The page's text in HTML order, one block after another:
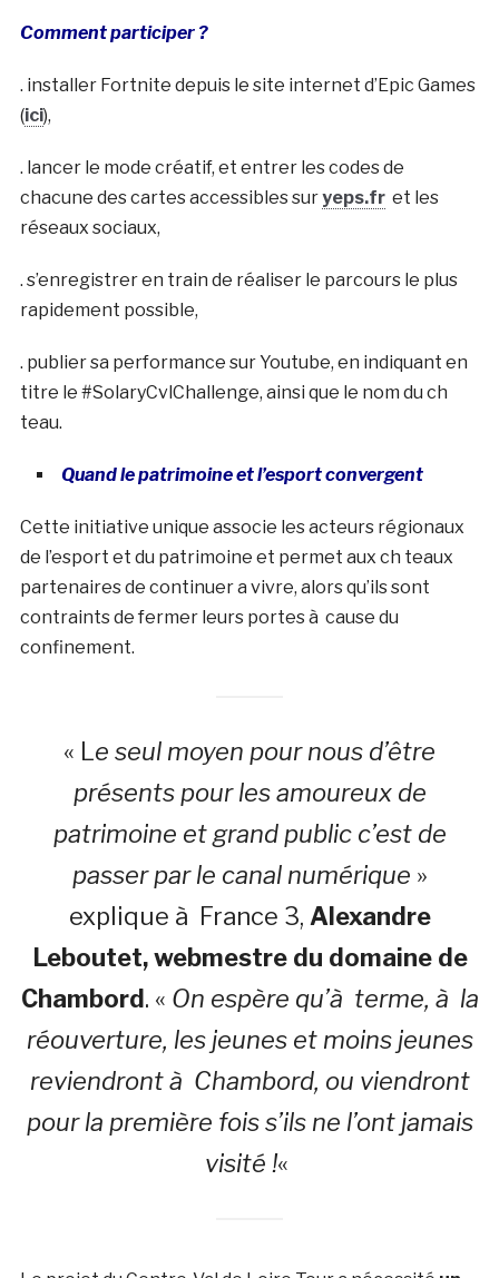
Comment participer ?
. installer Fortnite depuis le site internet d’Epic Games
(ici),
. lancer le mode créatif, et entrer les codes de
chacune des cartes accessibles suryeps.fret les
réseaux sociaux,
. s’enregistrer en train de réaliser le parcours le plus
rapidement possible,
. publier sa performance sur Youtube, en indiquant en
titre le #SolaryCvlChallenge, ainsi que le nom du ch
teau.
Quand le patrimoine et l’esport convergent
Cette initiative unique associe les acteurs régionaux
de l’esport et du patrimoine et permet aux ch teaux
partenaires de continuer a vivre, alors qu’ils sont
contraints de fermer leurs portes à cause du
confinement.
« Le seul moyen pour nous d’être
présents pour les amoureux de
patrimoine et grand public c’est de
passer par le canal numérique »
explique à France 3, Alexandre
Leboutet, webmestre du domaine de
Chambord. « On espère qu’à terme, à la
réouverture, les jeunes et moins jeunes
reviendront à Chambord, ou viendront
pour la première fois s’ils ne l’ont jamais
visité !«